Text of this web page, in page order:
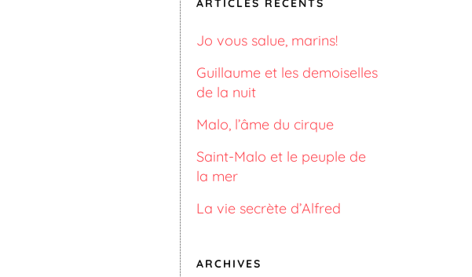
ARTICLES RÉCENTS
Jo vous salue, marins!
Guillaume et les demoiselles
de la nuit
Malo, l’âme du cirque
Saint-Malo et le peuple de
la mer
La vie secrète d’Alfred
ARCHIVES